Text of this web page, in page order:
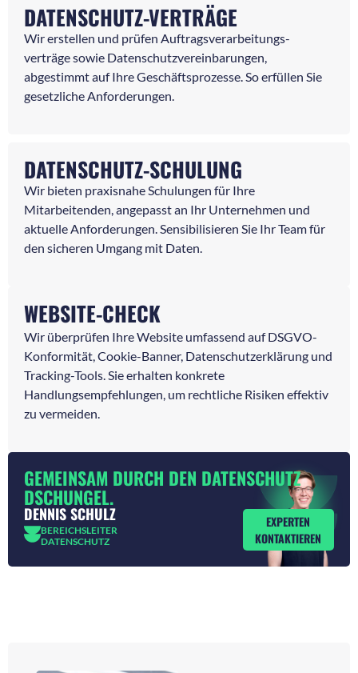
DATENSCHUTZ-VERTRÄGE
Wir erstellen und prüfen Auftragsverarbeitungs-
verträge sowie Datenschutzvereinbarungen,
abgestimmt auf Ihre Geschäftsprozesse. So erfüllen Sie
gesetzliche Anforderungen.
DATENSCHUTZ-SCHULUNG
Wir bieten praxisnahe Schulungen für Ihre
Mitarbeitenden, angepasst an Ihr Unternehmen und
aktuelle Anforderungen. Sensibilisieren Sie Ihr Team für
den sicheren Umgang mit Daten.
WEBSITE-CHECK
Wir überprüfen Ihre Website umfassend auf DSGVO-
Konformität, Cookie-Banner, Datenschutzerklärung und
Tracking-Tools. Sie erhalten konkrete
Handlungsempfehlungen, um rechtliche Risiken effektiv
zu vermeiden.
GEMEINSAM DURCH DEN DATENSCHUTZ
DSCHUNGEL.
DENNIS SCHULZ
BEREICHSLEITER
DATENSCHUTZ
EXPERTEN
KONTAKTIEREN